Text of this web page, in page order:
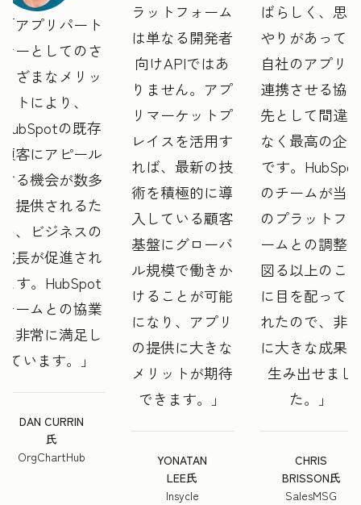
アプリパート
ナーとしてのさ
まざまなメリッ
トにより、
HubSpotの既存
顧客にアピール
する機会が数多
く提供されるた
め、ビジネスの
成長が促進され
ます。HubSpot
チームとの協業
に非常に満足し
ています。
DAN CURRIN
氏
OrgChartHub
ラットフォーム
は単なる開発者
向けAPIではあ
りません。アプ
リマーケットプ
レイスを活用す
れば、最新の技
術を積極的に導
入している顧客
基盤にグローバ
ル規模で働きか
けることが可能
になり、アプリ
の提供に大きな
メリットが期待
できます。
YONATAN
LEE氏
Insycle
ばらしく、思い
やりがあって、
自社のアプリを
連携させる協業
先として間違い
なく最高の企業
です。HubSpot
のチームが当社
のプラットフォ
ームとの調整を
図る以上のこと
に目を配ってく
れたので、非常
に大きな成果を
生み出せまし
た。
CHRIS
BRISSON氏
SalesMSG